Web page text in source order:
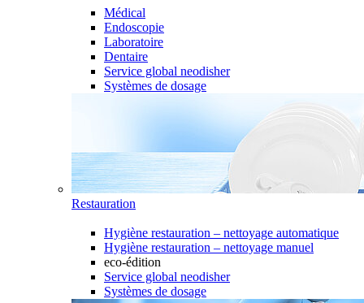
Médical
Endoscopie
Laboratoire
Dentaire
Service global neodisher
Systèmes de dosage
Restauration
Hygiène restauration – nettoyage automatique
Hygiène restauration – nettoyage manuel
eco-édition
Service global neodisher
Systèmes de dosage